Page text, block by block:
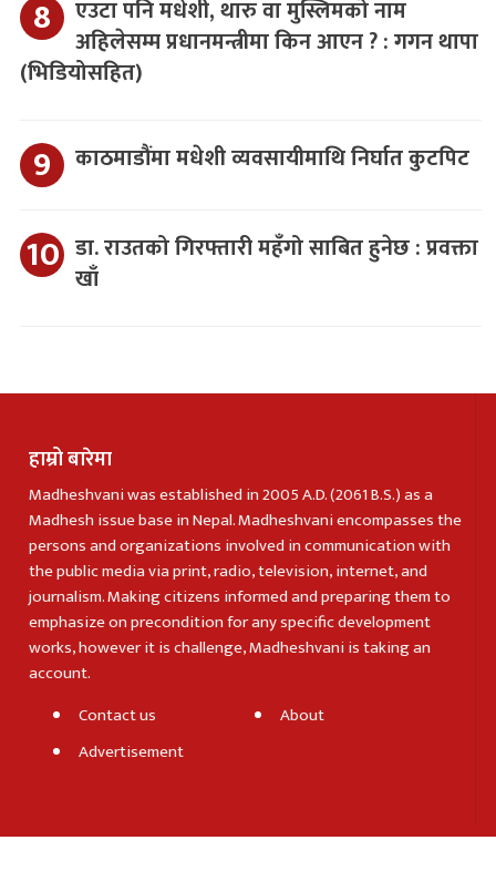
एउटा पनि मधेशी, थारु वा मुस्लिमको नाम
अहिलेसम्म प्रधानमन्त्रीमा किन आएन ? : गगन थापा
(भिडियोसहित)
काठमाडौंमा मधेशी व्यवसायीमाथि निर्घात कुटपिट
डा. राउतको गिरफ्तारी महँगो साबित हुनेछ : प्रवक्ता
खाँ
हाम्रो बारेमा
Madheshvani was established in 2005 A.D. (2061 B.S.) as a
Madhesh issue base in Nepal. Madheshvani encompasses the
persons and organizations involved in communication with
the public media via print, radio, television, internet, and
journalism. Making citizens informed and preparing them to
emphasize on precondition for any specific development
works, however it is challenge, Madheshvani is taking an
account.
Contact us
About
Advertisement